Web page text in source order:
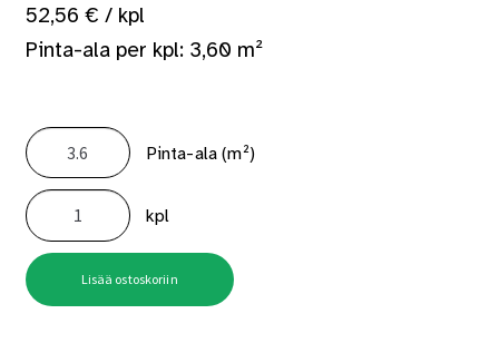
52,56 € / kpl
Pinta-ala per kpl: 3,60 m²
Pinta-ala (m²)
Bitumilevy
Hunton
Runkolevy
25x1200x3000mm
määrä
kpl
Lisää ostoskoriin